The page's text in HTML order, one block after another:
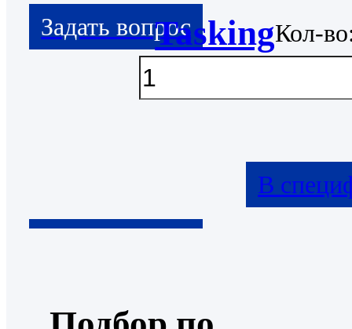
Tasking
В
Кол-